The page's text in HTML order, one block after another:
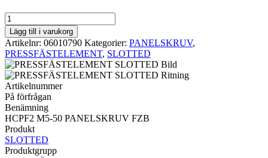
PANELSKRUV
SLOTTED
HCPF2
M5-
50
PANELSKRUV
FZB
mängd
Lägg till i varukorg
Artikelnr: 06010790 Kategorier: PANELSKRUV,
PRESSFÄSTELEMENT, SLOTTED
Artikelnummer
På förfrågan
Benämning
HCPF2 M5-50 PANELSKRUV FZB
Produkt
SLOTTED
Produktgrupp